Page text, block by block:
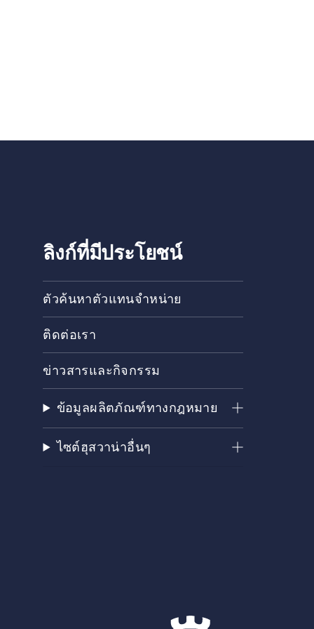
ลิงก์ที่มีประโยชน์
ตัวค้นหาตัวแทนจำหน่าย
ติดต่อเรา
ข่าวสารและกิจกรรม
ข้อมูลผลิตภัณฑ์ทางกฎหมาย
ไซต์ฮุสวาน่าอื่นๆ